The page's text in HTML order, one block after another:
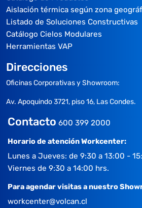
Aislación térmica según zona
Listado de Soluciones Constructivas
Catálogo Cielos Modulares
Herramientas VAP
Direcciones
Oficinas Corporativas y Showroom:
Av. Apoquindo 3721, piso 16, Las Condes.
Contacto 600 399 2000
Horario de atención Workcenter:
Lunes a Jueves: de 9:30 a 13:00 -
Viernes de 9:30 a 14:00 hrs.
Para agendar visitas a nuestro
workcenter@volcan.cl